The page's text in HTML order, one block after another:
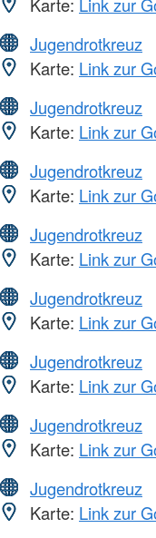
Jugendrotkreuz
Karte: Link zur
Jugendrotkreuz
Karte: Link zur
Jugendrotkreuz
Karte: Link zur
Jugendrotkreuz
Karte: Link zur
Jugendrotkreuz
Karte: Link zur
Jugendrotkreuz
Karte: Link zur
Jugendrotkreuz
Karte: Link zur
Jugendrotkreuz
Karte: Link zur